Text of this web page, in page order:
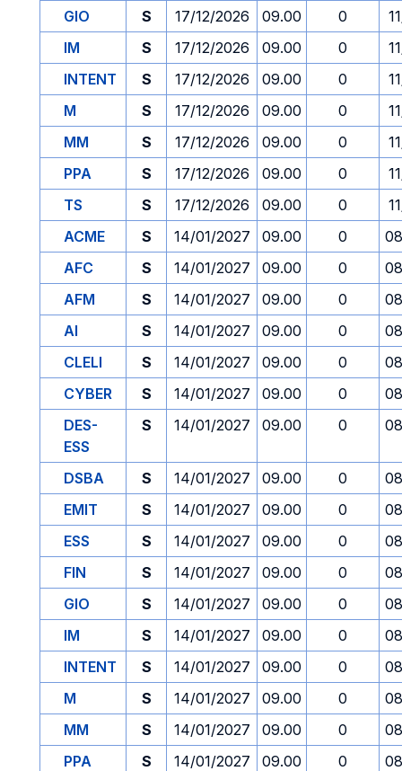
GIO
S 17/12/2026 09.00 0
IM
S 17/12/2026 09.00 0
INTENT
S 17/12/2026 09.00 0
M
S 17/12/2026 09.00 0
MM
S 17/12/2026 09.00 0
PPA
S 17/12/2026 09.00 0
TS
S 17/12/2026 09.00 0
ACME
S 14/01/2027 09.00 0
AFC
S 14/01/2027 09.00 0
AFM
S 14/01/2027 09.00 0
AI
S 14/01/2027 09.00 0
CLELI
S 14/01/2027 09.00 0
CYBER
S 14/01/2027 09.00 0
DES-
ESS
S 14/01/2027 09.00 0
DSBA S 14/01/2027 09.00 0
EMIT
S 14/01/2027 09.00 0
ESS
S 14/01/2027 09.00 0
FIN
S 14/01/2027 09.00 0
GIO
S 14/01/2027 09.00 0
IM
S 14/01/2027 09.00 0
INTENT
S 14/01/2027 09.00 0
M
S 14/01/2027 09.00 0
MM
S 14/01/2027 09.00 0
PPA
S 14/01/2027 09.00 0